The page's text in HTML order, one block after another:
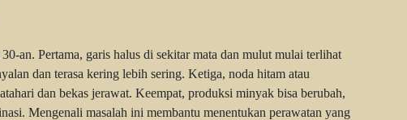
an. Pertama, garis halus di sekitar mata dan mulut mulai terlihat
dan terasa kering lebih sering. Ketiga, noda hitam atau
dan bekas jerawat. Keempat, produksi minyak bisa berubah,
Mengenali masalah ini membantu menentukan perawatan yang